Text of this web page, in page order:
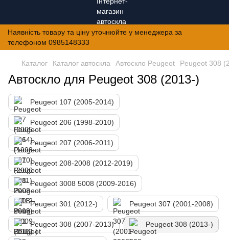
Наявність товару та ціну уточнюйте у менеджера за
телефоном 0985148333
Каталог Каталог автоскла Автоскло Peugeot Peugeot 308
Автоскло для Peugeot 308 (2013-)
Peugeot 107 (2005-2014)
Peugeot 206 (1998-2010)
Peugeot 207 (2006-2011)
Peugeot 208-2008 (2012-2019)
Peugeot 3008 5008 (2009-2016)
Peugeot 301 (2012-) Peugeot 307 (2001-2008)
Peugeot 308 (2007-2013) Peugeot 308 (2013-)